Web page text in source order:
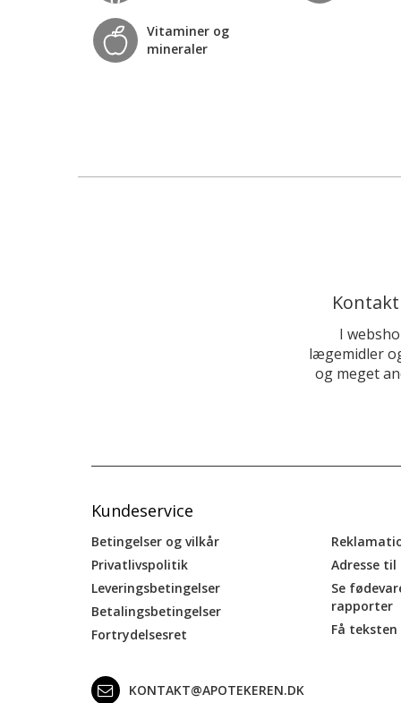
Vitaminer og
mineraler
I
lægemidler
og meget
Kundeservice
Betingelser og vilkår
Privatlivspolitik
Leveringsbetingelser
Betalingsbetingelser
Fortrydelsesret
Adresse
Se
rapporter
Få
KONTAKT@APOTEKEREN.DK